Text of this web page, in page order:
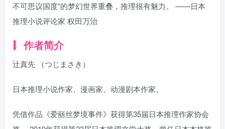
不可思议国度”的梦幻世界重叠，推理很有魅力。 ——日本
推理小说评论家 权田万治
作者简介
辻真先 （つじまさき）
日本推理小说作家、漫画家、动漫剧本作家。
凭借作品《爱丽丝梦境事件》获得第35届日本推理作家协会